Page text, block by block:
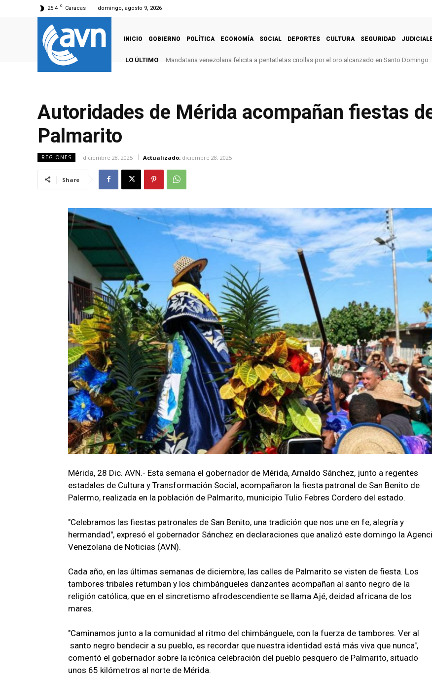
25.4 C Caracas domingo, agosto 9, 2026
INICIO GOBIERNO POLÍTICA ECONOMÍA SOCIAL DEPORTES CULTURA SEGURIDAD
LO ÚLTIMO Mandataria venezolana felicita a pentatletas criollas por el oro alcanzado en Santo Domingo
Autoridades de Mérida acompañan fiestas
Palmarito
REGIONES diciembre 28, 2025 Actualizado: diciembre 28, 2025
Share
Mérida, 28 Dic. AVN.- Esta semana el gobernador de Mérida, Arnaldo Sánchez, junto a regentes
estadales de Cultura y Transformación Social, acompañaron la fiesta patronal de San Benito de
Palermo, realizada en la población de Palmarito, municipio Tulio Febres Cordero del estado.
"Celebramos las fiestas patronales de San Benito, una tradición que nos une en fe, alegría y
hermandad", expresó el gobernador Sánchez en declaraciones que analizó este domingo la
Venezolana de Noticias (AVN).
Cada año, en las últimas semanas de diciembre, las calles de Palmarito se visten de fiesta. Los
tambores tribales retumban y los chimbángueles danzantes acompañan al santo negro de la
religión católica, que en el sincretismo afrodescendiente se llama Ajé, deidad africana de los
mares.
"Caminamos junto a la comunidad al ritmo del chimbánguele, con la fuerza de tambores. Ver al
santo negro bendecir a su pueblo, es recordar que nuestra identidad está más viva que nunca",
comentó el gobernador sobre la icónica celebración del pueblo pesquero de Palmarito, situado
unos 65 kilómetros al norte de Mérida.